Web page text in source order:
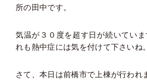
所の田中です。
気温が３０度を超す日が続いてい
れも熱中症には気を付けて下さいね。
さて、本日は前橋市で上棟が行われ